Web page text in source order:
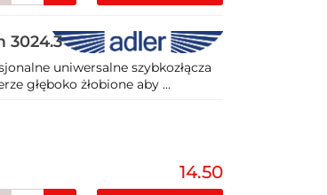
3024.3
uniwersalne szybkozłącza
głęboko żłobione aby ...
14.50